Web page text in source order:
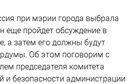
при мэрии города выбрала
еще пройдет обсуждение в
а затем его должны будут
Об этом поговорим с
председателя комитета
и безопасности администрации